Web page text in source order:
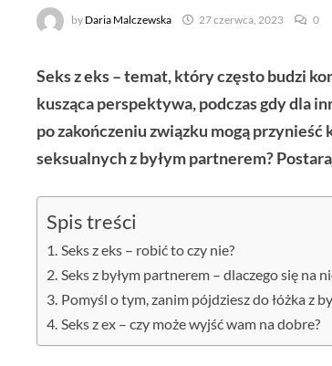
by Daria Malczewska 27 czerwca, 2023 0
Seks z eks – temat, który często budzi
kusząca perspektywa, podczas gdy dla
po zakończeniu związku mogą
seksualnych z byłym partnerem?
Spis treści
Seks z eks – robić to czy nie?
Seks z byłym partnerem – dlaczego się na
Pomyśl o tym, zanim pójdziesz do łóżka z
Seks z ex – czy może wyjść wam na dobre?